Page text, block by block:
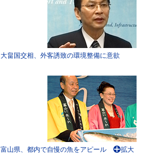
大畠国交相、外客誘致の環境整備に意欲
富山県、都内で自慢の魚をアピール 拡大